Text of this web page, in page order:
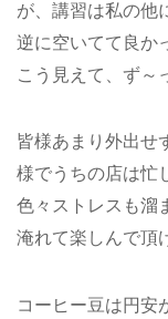
が、講習は私の他
逆に空いてて良か
こう見えて、ず～
皆様あまり外出せ
様でうちの店は忙
色々ストレスも溜
淹れて楽しんで頂
コーヒー豆は円安